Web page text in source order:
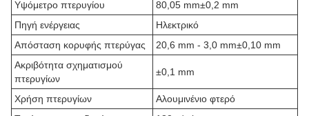
Υψόμετρο πτερυγίου
80,05 mm±0,2 mm
Πηγή ενέργειας
Ηλεκτρικό
Απόσταση κορυφής πτερύγας
20,6 mm - 3,0 mm±0,10 mm
Ακριβότητα σχηματισμού
πτερυγίων
±0,1 mm
Χρήση πτερυγίων
Αλουμινένιο φτερό